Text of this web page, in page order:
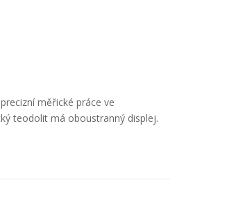
měřické práce ve
teodolit má oboustranný displej.